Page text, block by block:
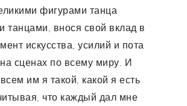
фигурами танца
танцами, внося свой вклад в
искусства, усилий и пота
сценах по всему миру. И
им я такой, какой я есть
что каждый дал мне